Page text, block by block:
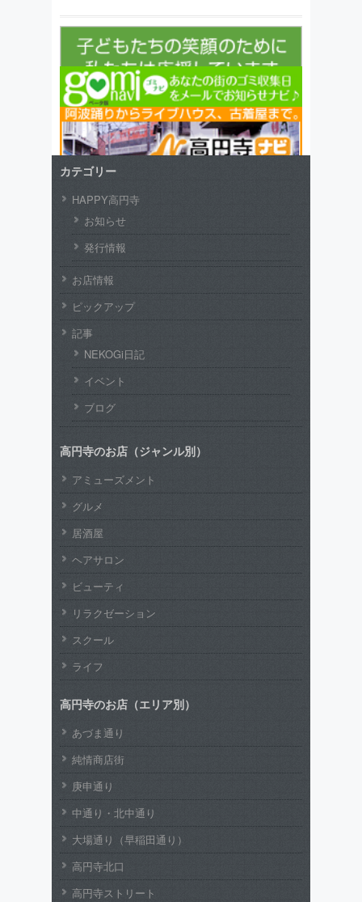
カテゴリー
HAPPY高円寺
お知らせ
発行情報
お店情報
ピックアップ
記事
NEKOGi日記
イベント
ブログ
高円寺のお店（ジャンル別）
アミューズメント
グルメ
居酒屋
ヘアサロン
ビューティ
リラクゼーション
スクール
ライフ
高円寺のお店（エリア別）
あづま通り
純情商店街
庚申通り
中通り・北中通り
大場通り（早稲田通り）
高円寺北口
高円寺ストリート